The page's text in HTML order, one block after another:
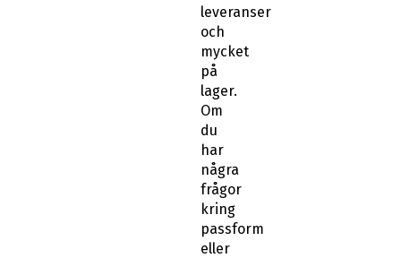
leveranser
och
mycket
på
lager.
Om
du
har
några
frågor
kring
passform
eller